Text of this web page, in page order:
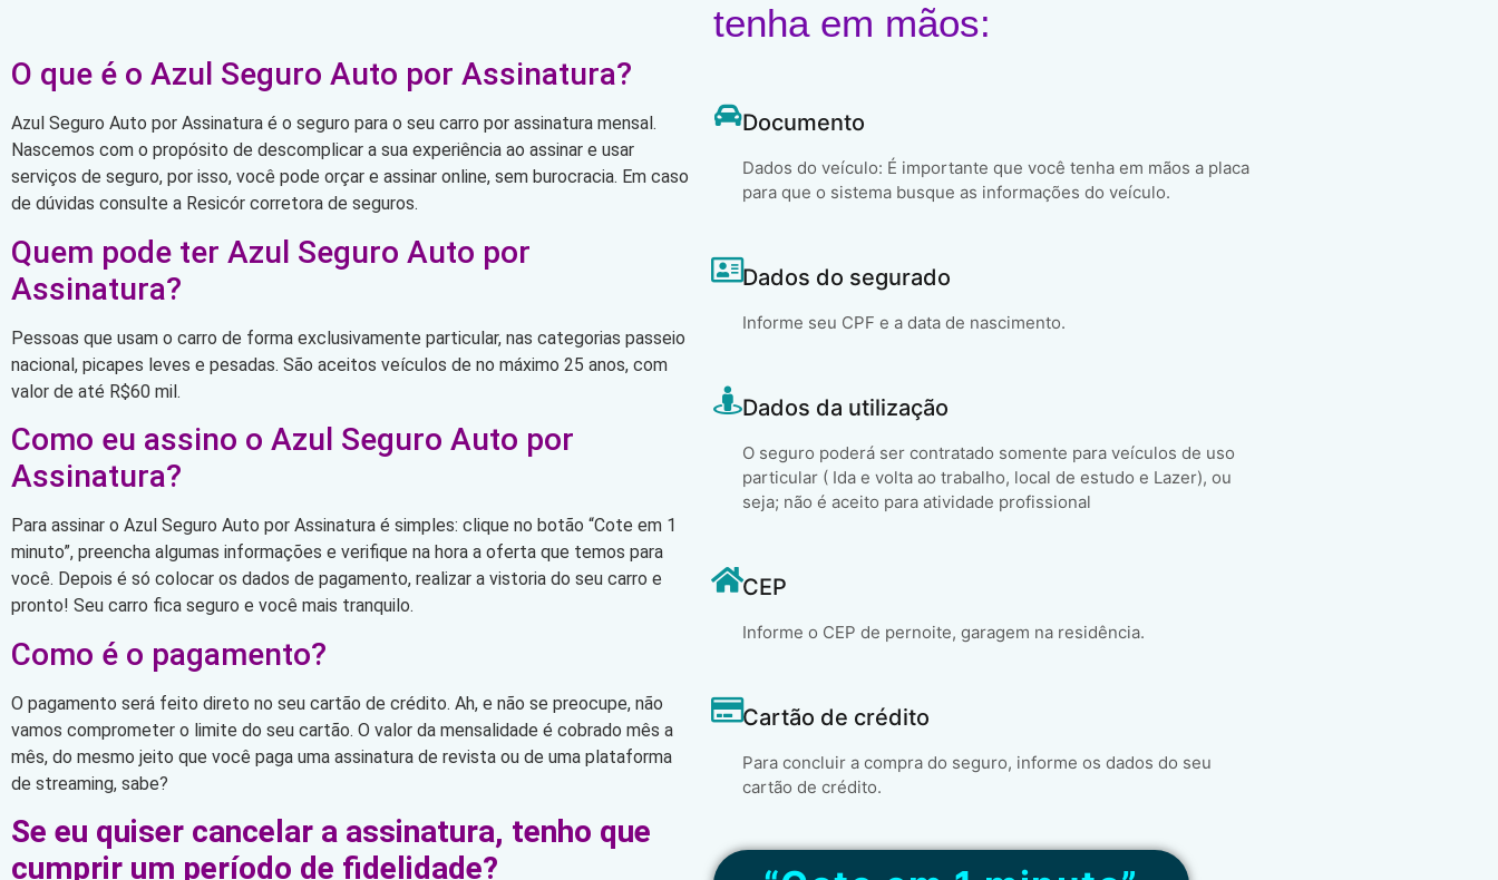
O que é o Azul Seguro Auto por Assinatura?
Azul Seguro Auto por Assinatura é o seguro para o seu carro por assinatura mensal.
Nascemos com o propósito de descomplicar a sua experiência ao assinar e usar
serviços de seguro, por isso, você pode orçar e assinar online, sem burocracia. Em caso
de dúvidas consulte a Resicór corretora de seguros.
Quem pode ter Azul Seguro Auto por
Assinatura?
Pessoas que usam o carro de forma exclusivamente particular, nas categorias passeio
nacional, picapes leves e pesadas. São aceitos veículos de no máximo 25 anos, com
valor de até R$60 mil.
Como eu assino o Azul Seguro Auto por
Assinatura?
Para assinar o Azul Seguro Auto por Assinatura é simples: clique no botão “Cote em 1
minuto”, preencha algumas informações e verifique na hora a oferta que temos para
você. Depois é só colocar os dados de pagamento, realizar a vistoria do seu carro e
pronto! Seu carro fica seguro e você mais tranquilo.
Como é o pagamento?
O pagamento será feito direto no seu cartão de crédito. Ah, e não se preocupe, não
vamos comprometer o limite do seu cartão. O valor da mensalidade é cobrado mês a
mês, do mesmo jeito que você paga uma assinatura de revista ou de uma plataforma
de streaming, sabe?
Se eu quiser cancelar a assinatura, tenho que
cumprir um período de fidelidade?
tenha em mãos:
Documento
Dados do veículo: É importante que você tenha em mãos a placa
para que o sistema busque as informações do veículo.
Dados do segurado
Informe seu CPF e a data de nascimento.
Dados da utilização
O seguro poderá ser contratado somente para veículos de uso
particular ( Ida e volta ao trabalho, local de estudo e Lazer), ou
seja; não é aceito para atividade profissional
CEP
Informe o CEP de pernoite, garagem na residência.
Cartão de crédito
Para concluir a compra do seguro, informe os dados do seu
cartão de crédito.